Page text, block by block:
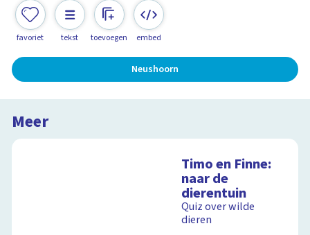
favoriet tekst toevoegen embed
Neushoorn
Meer
Timo en Finne:
naar de
dierentuin
Quiz over wilde
dieren